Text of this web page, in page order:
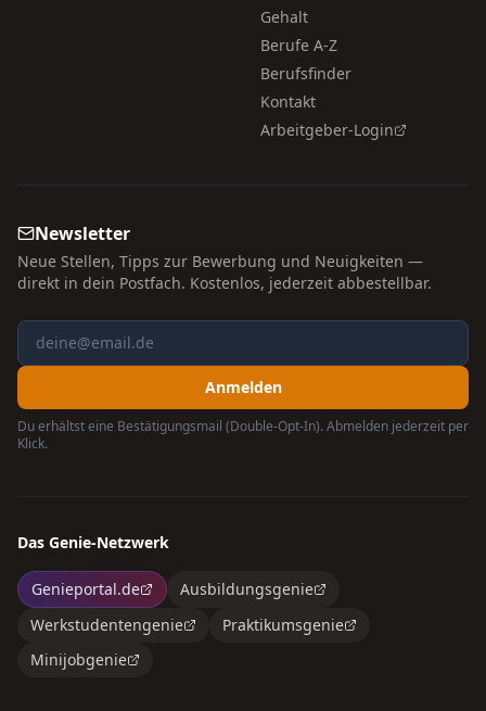
Gehalt
Berufe A-Z
Berufsfinder
Kontakt
Arbeitgeber-Login
Newsletter
Neue Stellen, Tipps zur Bewerbung und Neuigkeiten —
direkt in dein Postfach. Kostenlos, jederzeit abbestellbar.
Anmelden
Du erhältst eine Bestätigungsmail (Double-Opt-In). Abmelden jederzeit per
Klick.
Das Genie-Netzwerk
Genieportal.de
Ausbildungsgenie
Werkstudentengenie
Praktikumsgenie
Minijobgenie